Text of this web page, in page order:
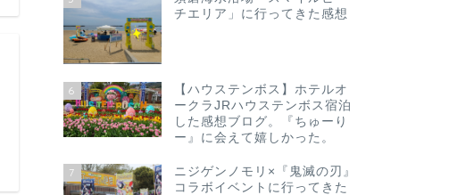
チエリア」に行ってきた感想
6
【ハウステンボス】ホテルオ
ークラJRハウステンボス宿泊
した感想ブログ。『ちゅーり
ー』に会えて嬉しかった。
7
ニジゲンノモリ×『鬼滅の刃』
コラボイベントに行ってきた